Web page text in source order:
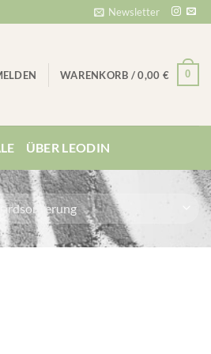
Newsletter
WARENKORB /0,00 € 0
ÜBER LEODIN